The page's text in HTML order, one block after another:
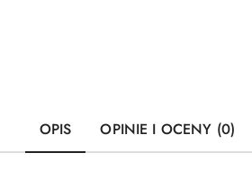
OPIS OPINIE I OCENY (0)